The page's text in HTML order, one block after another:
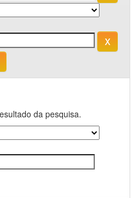
da pesquisa.